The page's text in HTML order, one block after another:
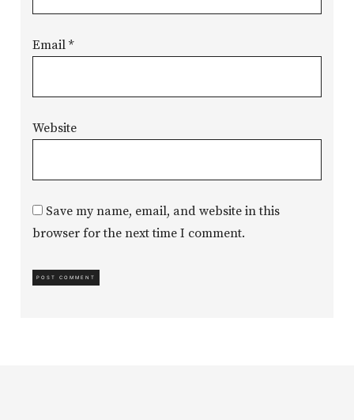
Email*
Website
Save my name, email, and website in this
browser for the next time I comment.